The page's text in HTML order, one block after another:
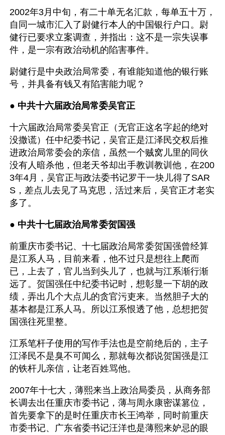
2002年3月中旬，有二十单无名汇款，每单五十万，
自同一城市汇入了尉健行本人的中国银行户口。尉
健行已要求立案调查，并指出：这不是一宗失误事
件，是一宗有政治动机的陷害事件。
尉健行是中央政治局常委，有谁能知道他的银行账
号，并具备有钱又有陷害能力呢？
● 中共十六届政治局常委吴官正
十六届政治局常委吴官正（无官正这名字起的绝对
没撒谎）任中纪委书记，吴官正是江泽民交权后推
进政治局常委会的亲信，虽然一个贼窝儿里的同伙
没有人暗杀他，但老天爷却出手教训教训他，在200
3年4月，吴官正与政法委书记罗干一块儿得了SAR
S，差点儿去见了马克思，活过来后，吴官正才老实
多了。
● 中共十七届政治局常委贺国强
前重庆市委书记、十七届政治局常委贺国强曾经算
是江系人马，目前来看，他不过只是想往上爬而
已，上去了，官儿当到头儿了，也就与江系渐行渐
远了。贺国强任中纪委书记时，想彰显一下胡的政
绩，弄出几个大点儿的贪官污吏来。当然胆子大的
基本都是江系人马。所以江系恨透了他，总想把贺
国强往死里整。
江系笔杆子使用的写作手法也是空前绝后的，主子
江泽民不是臭不可闻么，那就每次都说贺国强是江
的铁杆儿亲信，让老百姓骂他。
2007年十七大，薄熙来当上政治局委员，从商务部
长调去出任重庆市委书记，薄与周永康密谋篡位，
首先要拿下的是时任重庆市长王鸿举，同时前重庆
市委书记、广东省委书记汪洋也是薄熙来妒忌的眼